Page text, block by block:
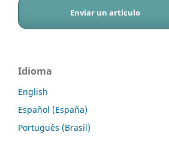
Enviar un artículo
Idioma
English
Español (España)
Português (Brasil)